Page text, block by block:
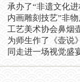
承办了“非遗文化
内画雕刻技艺”非
工艺美术协会鼻烟
为师生作了《壶说
同走进一场视觉盛